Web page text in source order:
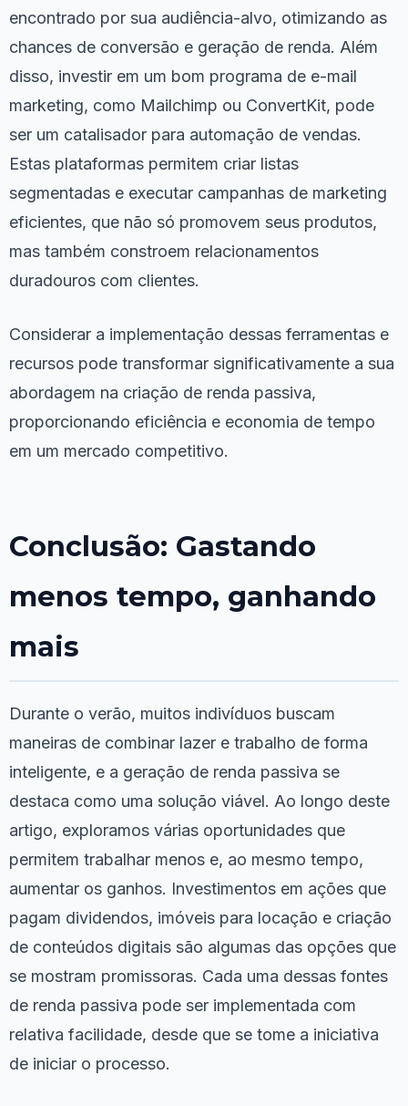
encontrado por sua audiência-alvo, otimizando as
chances de conversão e geração de renda. Além
disso, investir em um bom programa de e-mail
marketing, como Mailchimp ou ConvertKit, pode
ser um catalisador para automação de vendas.
Estas plataformas permitem criar listas
segmentadas e executar campanhas de marketing
eficientes, que não só promovem seus produtos,
mas também constroem relacionamentos
duradouros com clientes.
Considerar a implementação dessas ferramentas e
recursos pode transformar significativamente a sua
abordagem na criação de renda passiva,
proporcionando eficiência e economia de tempo
em um mercado competitivo.
Conclusão: Gastando
menos tempo, ganhando
mais
Durante o verão, muitos indivíduos buscam
maneiras de combinar lazer e trabalho de forma
inteligente, e a geração de renda passiva se
destaca como uma solução viável. Ao longo deste
artigo, exploramos várias oportunidades que
permitem trabalhar menos e, ao mesmo tempo,
aumentar os ganhos. Investimentos em ações que
pagam dividendos, imóveis para locação e criação
de conteúdos digitais são algumas das opções que
se mostram promissoras. Cada uma dessas fontes
de renda passiva pode ser implementada com
relativa facilidade, desde que se tome a iniciativa
de iniciar o processo.